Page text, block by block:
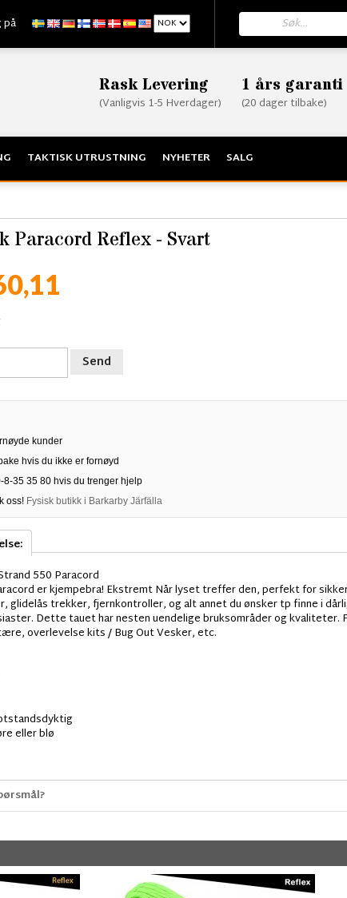
på
Rask Levering
(Vanligvis 1-5 Hverdager)
1 års garanti
(20 dager tilbake)
TAKTISK UTRUSTNING NYHETER SALG
Paracord Reflex - Svart
Send
kunder
hvis du ikke er fornøyd
8-35 35 80 hvis du trenger hjelp
oss! Fysisk butikk i Barkarby Järfälla
550 Paracord
er kjempebra! Ekstremt Når lyset treffer den, perfekt for
glidelås trekker, fjernkontroller, og alt annet du ønsker tp finne i
Dette tauet har nesten uendelige bruksområder og kvaliteter.
overlevelse kits / Bug Out Vesker, etc.
eller blø